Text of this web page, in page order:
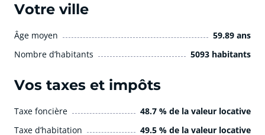
Votre ville
Âge moyen
59.89 ans
Nombre d’habitants
5093 habitants
Vos taxes et impôts
Taxe foncière
48.7 % de la valeur locative
Taxe d’habitation
49.5 % de la valeur locative